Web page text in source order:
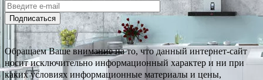
Подписаться
Обращаем Ваше внимание на то, что данный интернет-сайт
носит исключительно информационный характер и ни при
каких условиях информационные материалы и цены,